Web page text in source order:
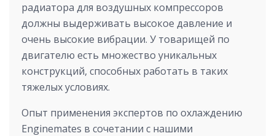
радиатора для воздушных компрессоров
должны выдерживать высокое давление и
очень высокие вибрации. У товарищей по
двигателю есть множество уникальных
конструкций, способных работать в таких
тяжелых условиях.
Опыт применения экспертов по охлаждению
Enginemates в сочетании с нашими